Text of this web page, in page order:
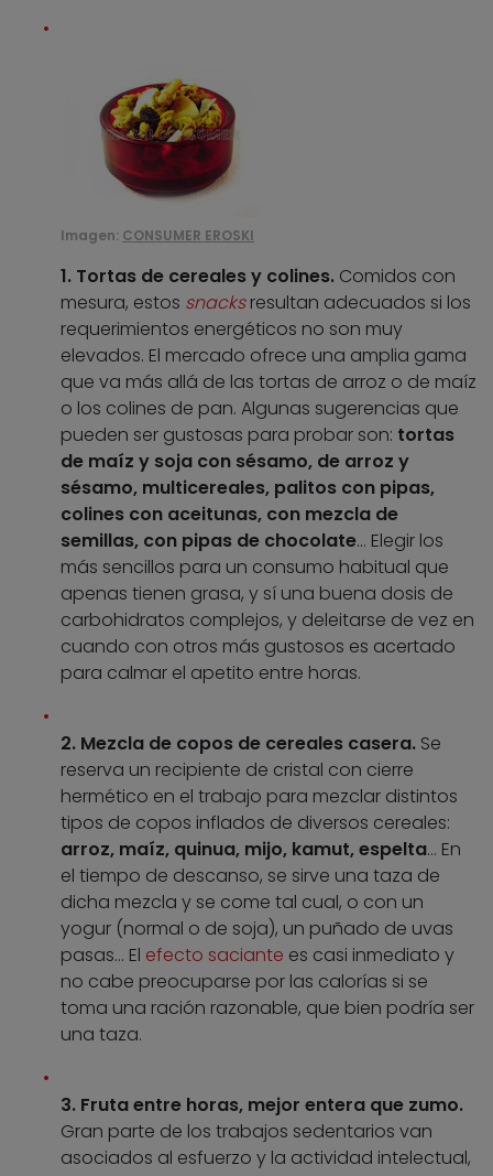
Imagen: CONSUMER EROSKI
1. Tortas de cereales y colines. Comidos con
mesura, estos snacksresultan adecuados si los
requerimientos energéticos no son muy
elevados. El mercado ofrece una amplia gama
que va más allá de las tortas de arroz o de maíz
o los colines de pan. Algunas sugerencias que
pueden ser gustosas para probar son: tortas
de maíz y soja con sésamo, de arroz y
sésamo, multicereales, palitos con pipas,
colines con aceitunas, con mezcla de
semillas, con pipas de chocolate… Elegir los
más sencillos para un consumo habitual que
apenas tienen grasa, y sí una buena dosis de
carbohidratos complejos, y deleitarse de vez en
cuando con otros más gustosos es acertado
para calmar el apetito entre horas.
2. Mezcla de copos de cereales casera. Se
reserva un recipiente de cristal con cierre
hermético en el trabajo para mezclar distintos
tipos de copos inflados de diversos cereales:
arroz, maíz, quinua, mijo, kamut, espelta… En
el tiempo de descanso, se sirve una taza de
dicha mezcla y se come tal cual, o con un
yogur (normal o de soja), un puñado de uvas
pasas… El efecto saciante es casi inmediato y
no cabe preocuparse por las calorías si se
toma una ración razonable, que bien podría ser
una taza.
3. Fruta entre horas, mejor entera que zumo.
Gran parte de los trabajos sedentarios van
asociados al esfuerzo y la actividad intelectual,